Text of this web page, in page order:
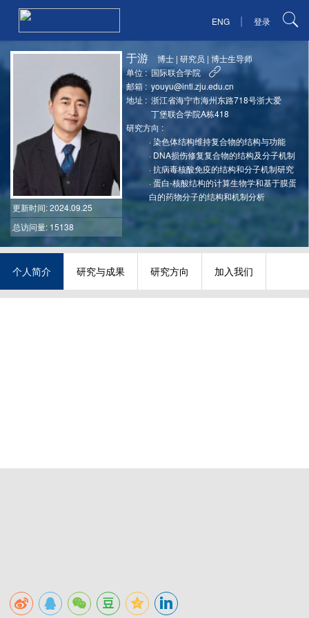
ENG | 登录
更新时间: 2024.09.25
总访问量: 15138
于游 博士 |研究员 |博士生导师
单位 : 国际联合学院
邮箱 : youyu@intl.zju.edu.cn
地址 : 浙江省海宁市海州东路718号浙大爱
丁堡联合学院A栋418
研究方向 :
·染色体结构维持复合物的结构与功能
· DNA损伤修复复合物的结构及分子机制
·抗病毒核酸免疫的结构和分子机制研究
·蛋白-核酸结构的计算生物学和基于膜蛋
白的药物分子的结构和机制分析
个人简介 研究与成果 研究方向 加入我们